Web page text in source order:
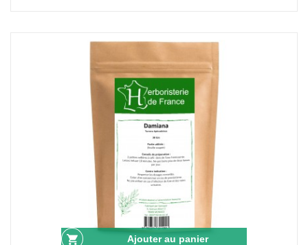
Ajouter au panier